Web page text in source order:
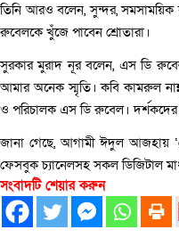
তিনি আরও বলেন, সুন্দর, সমসাময়িক
রুবেলকে খুঁজে পাবেন শ্রোতারা।
সুরকার মুরাদ নূর বলেন, এস ডি
আমার অনেক স্মৃতি। কবি কামরুল
ও পরিচালক এস ডি রুবেল।
জানা গেছে, আগামী ঈদুল আজহায়
ফেসবুক চ্যানেলসহ সকল ডিজিটাল
সংবাদটি শেয়ার করুন